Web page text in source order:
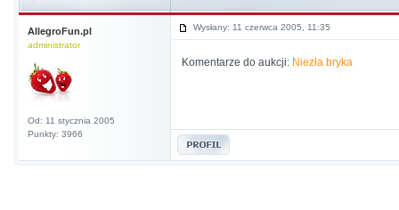
AllegroFun.pl
administrator
Od: 11 stycznia 2005
Punkty: 3966
Wysłany: 11 czerwca 2005, 11:35
Komentarze do aukcji: Niezła bryka